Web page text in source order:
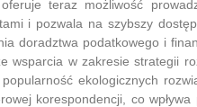
teraz możliwość
i pozwala na szybszy
doradztwa podatkowego i
wsparcia w zakresie strategii
ekologicznych
korespondencji, co